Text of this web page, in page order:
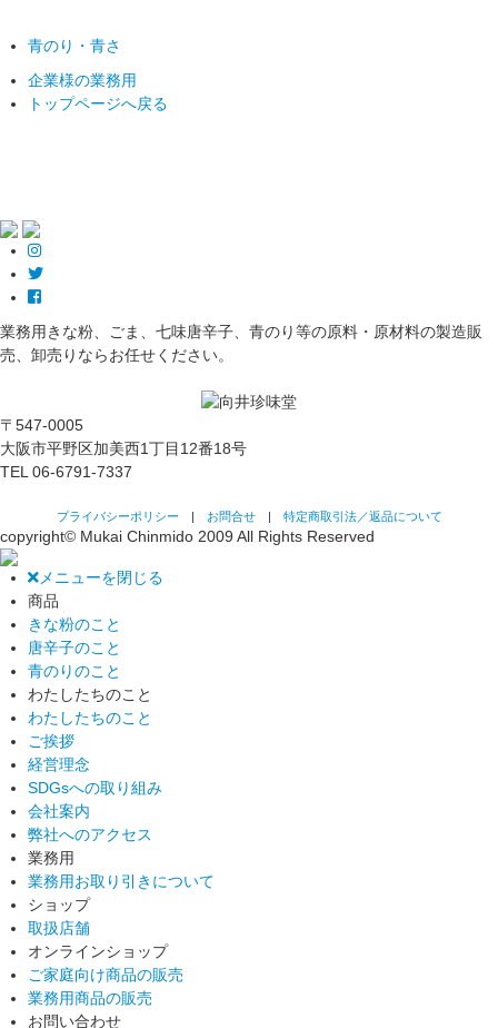
青のり・青さ
企業様の業務用
トップページへ戻る
業務用きな粉、ごま、七味唐辛子、青のり等の原料・原材料の製造販
売、卸売りならお任せください。
〒547-0005
大阪市平野区加美西1丁目12番18号
TEL06-6791-7337
プライバシーポリシー お問合せ| 特定商取引法／返品について
copyright© Mukai Chinmido 2009 All Rights Reserved
メニューを閉じる
商品
きな粉のこと
唐辛子のこと
青のりのこと
わたしたちのこと
わたしたちのこと
ご挨拶
経営理念
SDGsへの取り組み
会社案内
弊社へのアクセス
業務用
業務用お取り引きについて
ショップ
取扱店舗
オンラインショップ
ご家庭向け商品の販売
業務用商品の販売
お問い合わせ